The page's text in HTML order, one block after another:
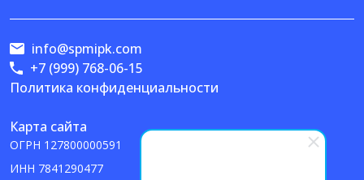
Политика конфиденциальности
Карта сайта
ОГРН 127800000591
ИНН 7841290477
info@spmipk.com
+7 (999) 768-06-15